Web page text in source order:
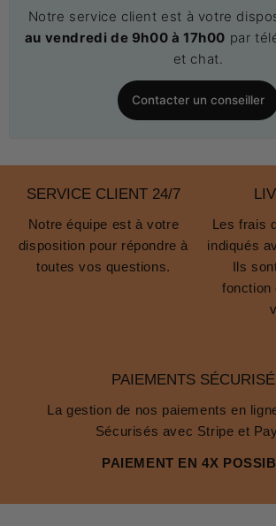
Notre service client est à votre
au vendredi de 9h00 à 17h00 par
et chat.
Contacter un conseiller
SERVICE CLIENT 24/7
Notre équipe est à votre
disposition pour répondre à
toutes vos questions.
Les frais
indiqués
Ils
fonction
PAIEMENTS
La gestion de nos paiements en
Sécurisés avec Stripe et
PAIEMENT EN 4X